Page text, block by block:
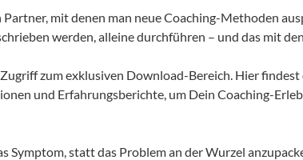
mit denen man neue Coaching-Methoden
werden, alleine durchführen – und das mit
zum exklusiven Download-Bereich. Hier findest
und Erfahrungsberichte, um Dein Coaching-
statt das Problem an der Wurzel